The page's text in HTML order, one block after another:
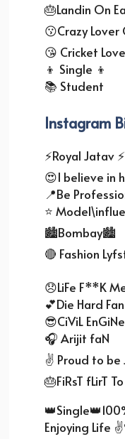
🎂Landin On
😗Crazy
😘 Cricket
👦 Single 👦
📚 Student
Instagram
⚡Royal Jatav ⚡
😍I believe in
📍Be
⭐️
🏙Bombay🏙
🔴 Fashion
😞LiFe F**K
💕Die Hard
😎CiViL
🎧 Arijit faN
✌ Proud to
🎂FiRsT fLirT
Enjoying Life